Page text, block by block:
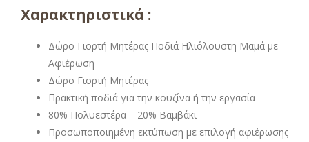
Χαρακτηριστικά :
Δώρο Γιορτή Μητέρας Ποδιά Ηλιόλουστη Μαμά με
Αφιέρωση
Δώρο Γιορτή Μητέρας
Πρακτική ποδιά για την κουζίνα ή την εργασία
80% Πολυεστέρα – 20% Βαμβάκι
Προσωποποιημένη εκτύπωση με επιλογή αφιέρωσης